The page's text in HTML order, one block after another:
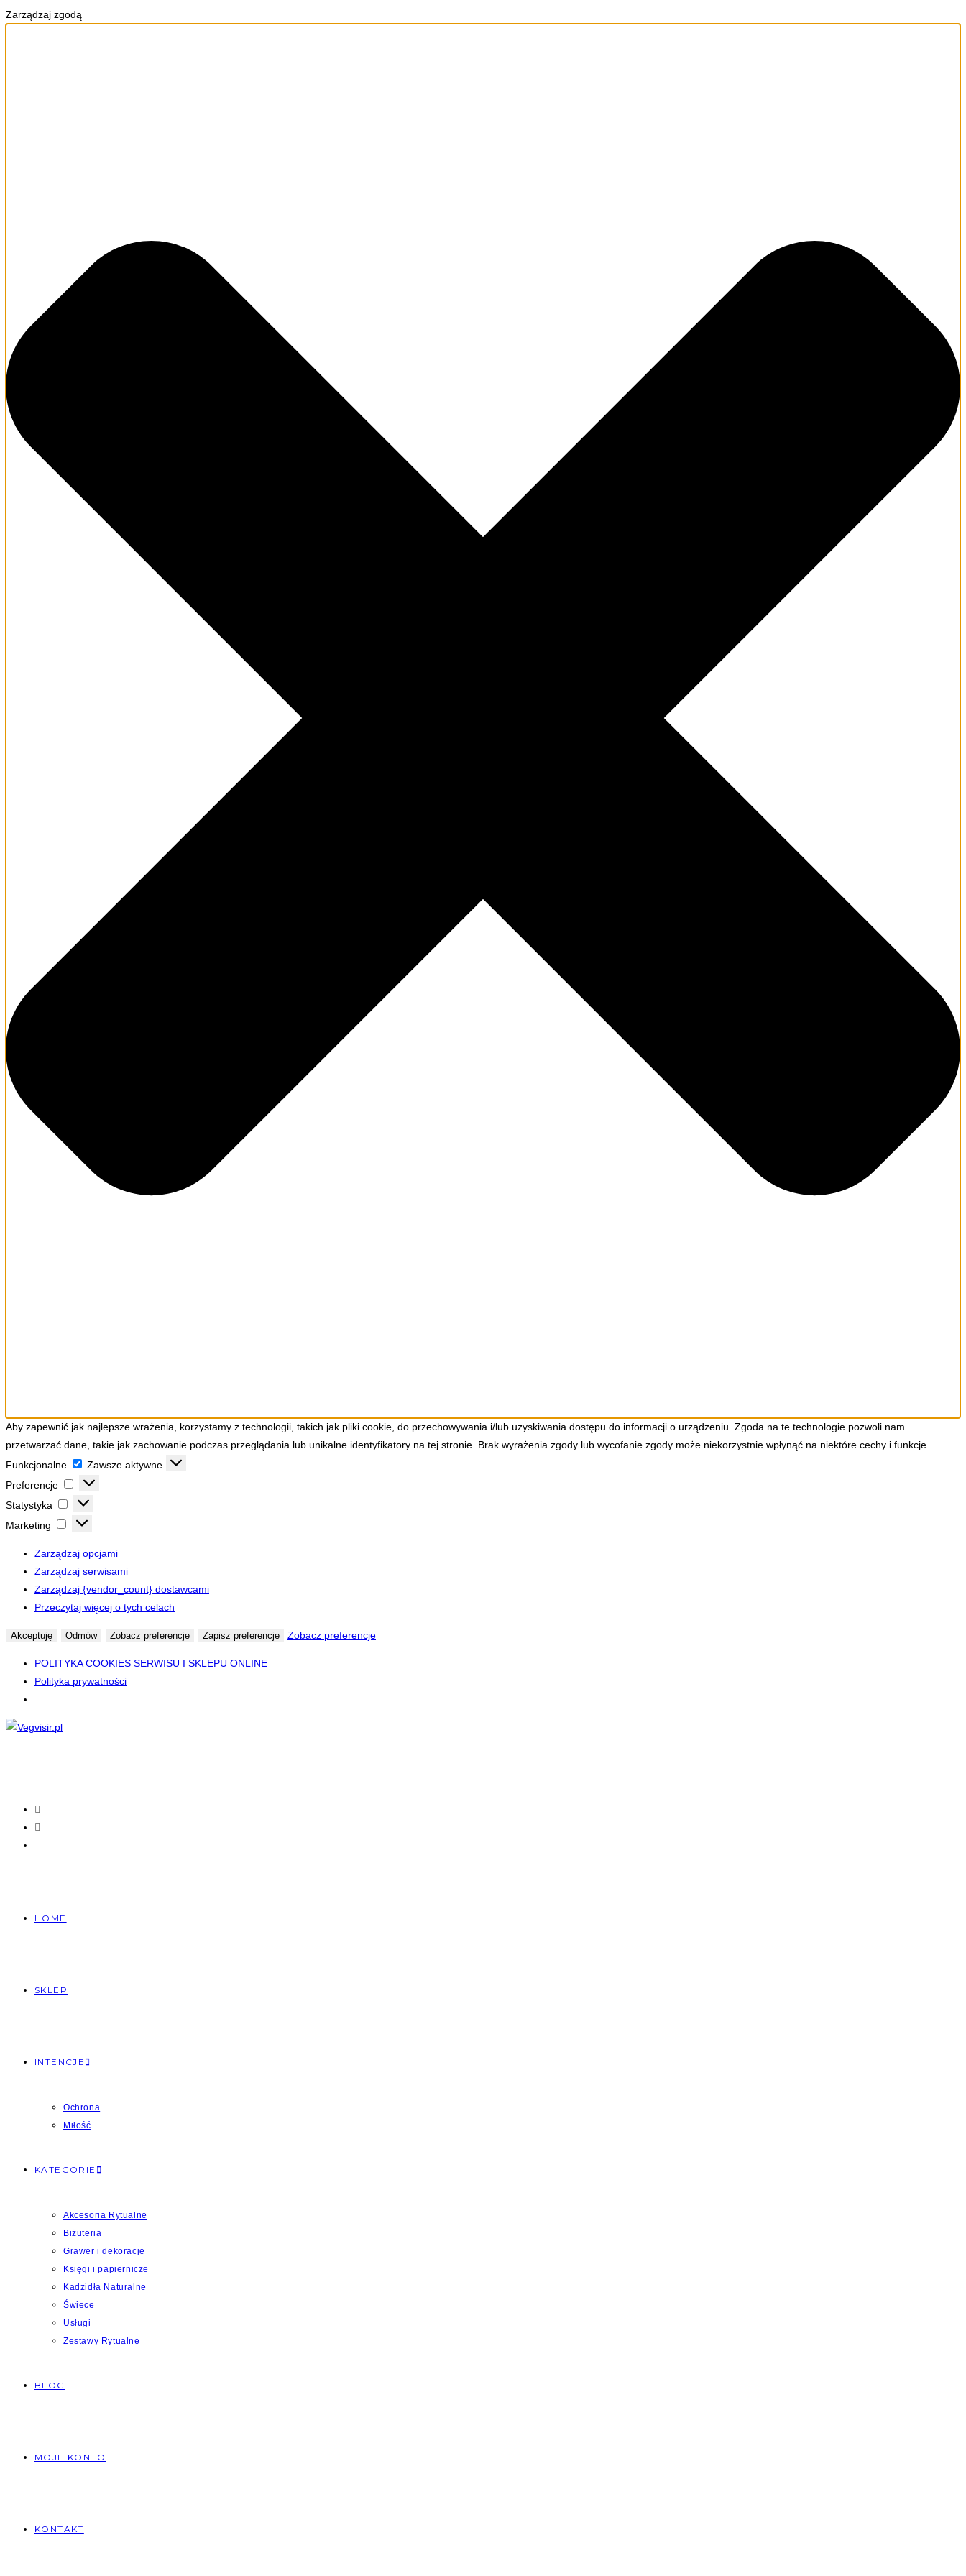
Zarządzaj zgodą
Aby zapewnić jak najlepsze wrażenia, korzystamy z technologii, takich jak pliki cookie, do przechowywania i/lub uzyskiwania dostępu do informacji o urządzeniu. Zgoda na te technologie pozwoli nam
przetwarzać dane, takie jak zachowanie podczas przeglądania lub unikalne identyfikatory na tej stronie. Brak wyrażenia zgody lub wycofanie zgody może niekorzystnie wpłynąć na niektóre cechy i funkcje.
Funkcjonalne
Funkcjonalne
Zawsze aktywne
Preferencje
Preferencje
Statystyka
Statystyka
Marketing
Marketing
Zarządzaj opcjami
Zarządzaj serwisami
Zarządzaj {vendor_count} dostawcami
Przeczytaj więcej o tych celach
Akceptuję Odmów Zobacz preferencje Zapisz preferencje Zobacz preferencje
POLITYKA COOKIES SERWISU I SKLEPU ONLINE
Polityka prywatności
Skip
HOME
SKLEP
INTENCJE
Ochrona
Miłość
KATEGORIE
Akcesoria Rytualne
Biżuteria
Grawer i dekoracje
Księgi i papiernicze
Kadzidła Naturalne
Świece
Usługi
Zestawy Rytualne
BLOG
MOJE KONTO
KONTAKT